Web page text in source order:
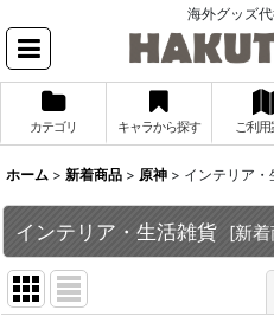
海外グッズ
カテゴリ キャラから探す ご利用
ホーム > 新着商品 > 原神 > インテリア・
インテリア・生活雑貨 [新